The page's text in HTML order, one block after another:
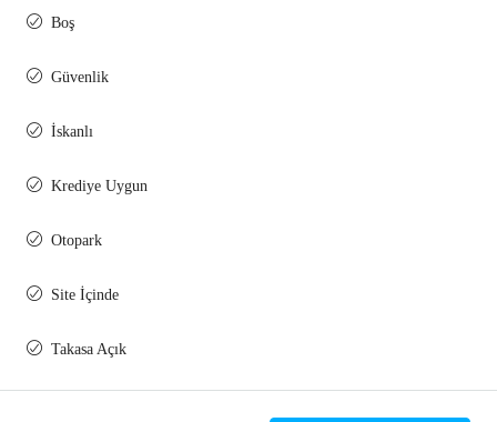
Boş
Güvenlik
İskanlı
Krediye Uygun
Otopark
Site İçinde
Takasa Açık